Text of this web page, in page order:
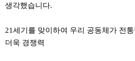
생각했습니다.
21세기를 맞이하여 우리 공동체가 전
더욱 경쟁력